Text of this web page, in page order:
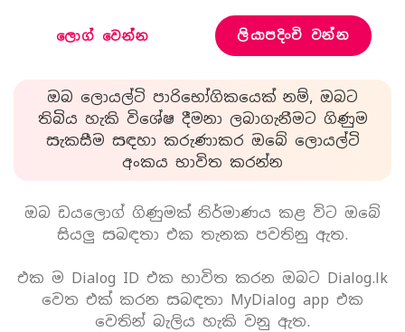
ලොග් වෙන්න ලියාපදිංචි වන්න
ඔබ ලොයල්ටි පාරිභෝගිකයෙක් නම්, ඔබට
තිබිය හැකි විශේෂ දීමනා ලබාගැනීමට ගිණුම
සැකසීම සඳහා කරුණාකර ඔබේ ලොයල්ටි
අංකය භාවිත කරන්න
ඔබ ඩයලොග් ගිණුමක් නිර්මාණය කළ විට ඔබේ
සියලු සබඳතා එක තැනක පවතිනු ඇත.
එක ම Dialog ID එක භාවිත කරන ඔබට Dialog.lk
වෙත එක් කරන සබඳතා MyDialog app එක
වෙතින් බැලිය හැකි වනු ඇත.